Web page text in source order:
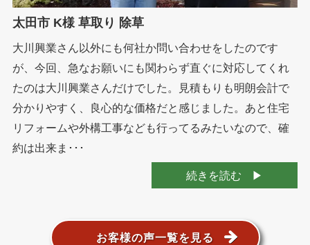
太田市 K様 草取り 除草
大川興業さん以外にも何社か問い合わせをしたのです
が、今回、急なお願いにも関わらず直ぐに対応してくれ
たのは大川興業さんだけでした。見積もりも明朗会計で
分かりやすく、良心的な価格だと感じました。あと住宅
リフォームや外構工事なども行ってるみたいなので、確
約は出来ま･･･
続きを読む
お客様の声一覧を見る